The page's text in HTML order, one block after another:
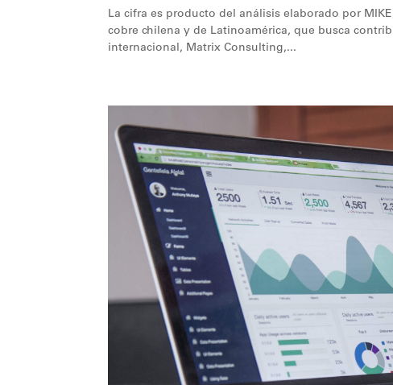
La cifra es producto del análisis elaborado por
cobre chilena y de Latinoamérica, que busca
internacional, Matrix Consulting,...